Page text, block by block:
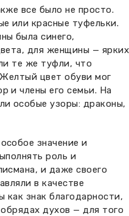
все было не просто.
или красные туфельки.
была синего,
для женщины — ярких
те же туфли, что
цвет обуви мог
и члены его семьи. На
особые узоры: драконы,
значение и
роль и
и даже своего
в качестве
знак благодарности,
духов — для того